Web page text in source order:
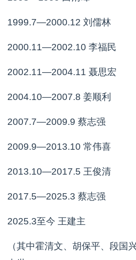
1999.7—2000.12 刘儒林
2000.11—2002.10 李福民
2002.11—2004.11 聂思宏
2004.10—2007.8 姜顺利
2007.7—2009.9 蔡志强
2009.9—2013.10 常伟喜
2013.10—2017.5 王俊清
2017.5—2025.3 蔡志强
2025.3至今 王建主
（其中霍清文、胡保平、段国